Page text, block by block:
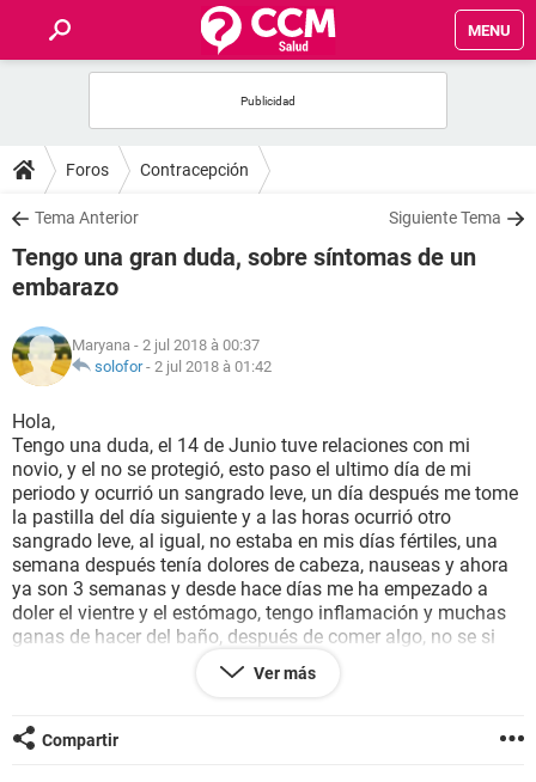
MENU
FORUMS
SALUD
FAMILIA
NUTRICIÓN
SEXUALIDAD
GLOSARIO
Foros Contracepción
Tema Anterior Siguiente Tema
Tengo una gran duda, sobre síntomas de un
embarazo
Maryana - 2 jul 2018 à 00:37
solofor- 2 jul 2018 à 01:42
Hola,
Tengo una duda, el 14 de Junio tuve relaciones con mi
novio, y el no se protegió, esto paso el ultimo día de mi
periodo y ocurrió un sangrado leve, un día después me tome
la pastilla del día siguiente y a las horas ocurrió otro
sangrado leve, al igual, no estaba en mis días fértiles, una
semana después tenía dolores de cabeza, nauseas y ahora
ya son 3 semanas y desde hace días me ha empezado a
doler el vientre y el estómago, tengo inflamación y muchas
ganas de hacer del baño, después de comer algo, no se si
eso sea por lo mismo, de igual manera me ha dolido la
pierna derecha al caminar, aún no llega mi periodo faltan 7
Ver más
Compartir